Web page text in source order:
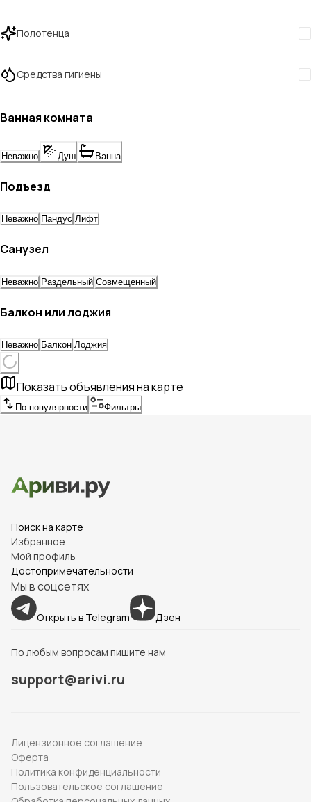
Полотенца
Средства гигиены
Ванная комната
Неважно Душ Ванна
Подъезд
Неважно Пандус Лифт
Санузел
Неважно Раздельный Совмещенный
Балкон или лоджия
Неважно Балкон Лоджия
Показать объявления на карте
По популярности Фильтры
Поиск на карте
Избранное
Мой профиль
Достопримечательности
Мы в соцсетях
Открыть в Telegram Дзен
По любым вопросам пишите нам
support@arivi.ru
Лицензионное соглашение
Оферта
Политика конфиденциальности
Пользовательское соглашение